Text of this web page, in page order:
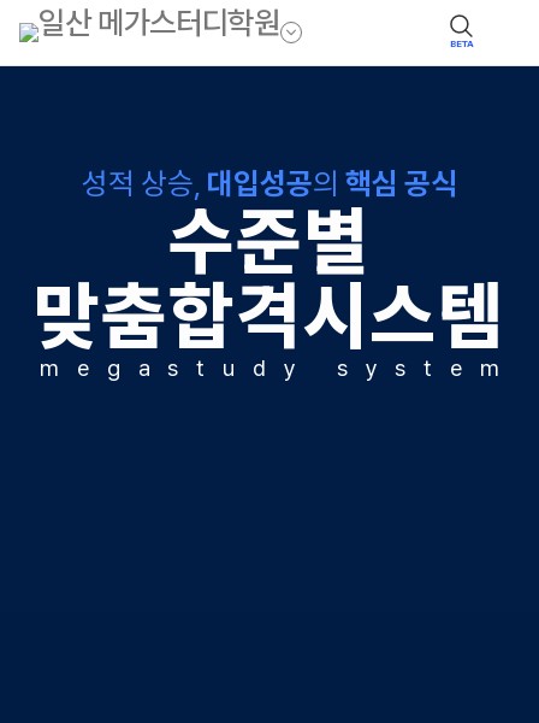
BETA
성적 상승, 대입성공의핵심 공식
수준별
맞춤합격시스템
m e g ast u d y s yst e m